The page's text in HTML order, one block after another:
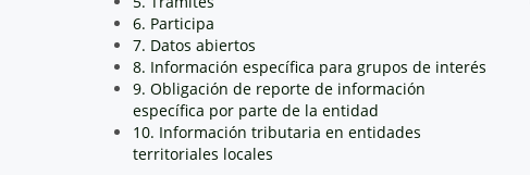
6. Participa
7. Datos abiertos
8. Información específica para grupos de interés
9. Obligación de reporte de información
específica por parte de la entidad
10. Información tributaria en entidades
territoriales locales